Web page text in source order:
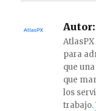
Autor:
para
que
que
los
trabajo.